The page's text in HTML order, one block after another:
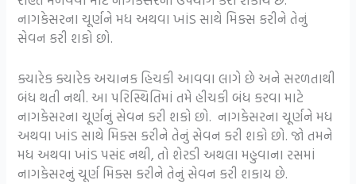
નાગકેસરના ચૂર્ણને મધ અથવા ખાંડ સાથે મિક્સ કરીને તેનું
સેવન કરી શકો છો.
ક્યારેક ક્યારેક અચાનક હિચકી આવવા લાગે છે અને સરળતાથી
બંધ થતી નથી. આ પરિસ્થિતિમાં તમે હીચકી બંધ કરવા માટે
નાગકેસરના ચૂર્ણનું સેવન કરી શકો છો. નાગકેસરના ચૂર્ણને મધ
અથવા ખાંડ સાથે મિક્સ કરીને તેનું સેવન કરી શકો છો. જો તમને
મધ અથવા ખાંડ પસંદ નથી, તો શેરડી અથલા મહુવાના રસમાં
નાગકેસરનું ચૂર્ણ મિક્સ કરીને તેનું સેવન કરી શકાય છે.